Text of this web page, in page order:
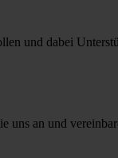
und dabei
uns an und